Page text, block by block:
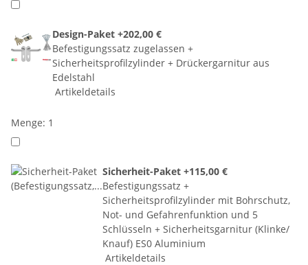
Design-Paket +202,00 €
Befestigungssatz zugelassen +
Sicherheitsprofilzylinder + Drückergarnitur aus
Edelstahl
Artikeldetails
Menge: 1
Sicherheit-Paket +115,00 €
Befestigungssatz +
Sicherheitsprofilzylinder mit Bohrschutz,
Not- und Gefahrenfunktion und 5
Schlüsseln + Sicherheitsgarnitur (Klinke/
Knauf) ES0 Aluminium
Artikeldetails